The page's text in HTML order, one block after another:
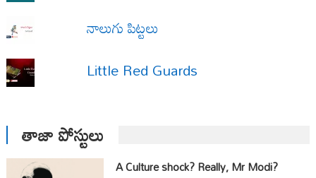
నాలుగు పిట్టలు
Little Red Guards
తాజా పోస్టులు
A Culture shock? Really, Mr Modi?